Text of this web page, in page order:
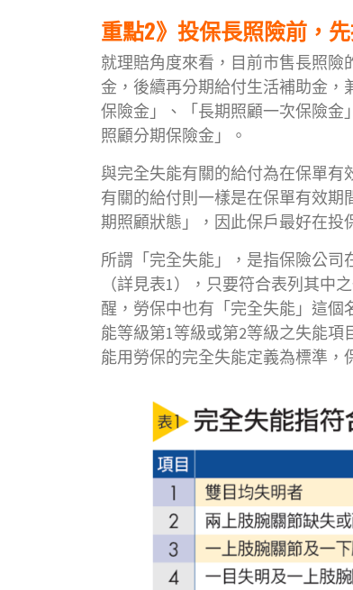
重點2》投保長照險前，
就理賠角度來看，目前市售長照
金，後續再分期給付生活補助金，
保險金」、「長期照顧一次保險金
照顧分期保險金」。
與完全失能有關的給付為在保單
有關的給付則一樣是在保單有效
期照顧狀態」，因此保戶最好在投
所謂「完全失能」，是指保險公司
（詳見表1），只要符合表列其中
醒，勞保中也有「完全失能」這
能等級第1等級或第2等級之失能
能用勞保的完全失能定義為標準，